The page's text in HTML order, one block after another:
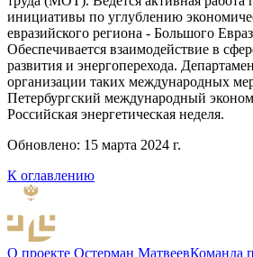
инициативы по углублению
евразийского региона - Большого
Обеспечивается взаимодействие в
развития и энергоперехода.
организации таких международных
Петербургский международный
Российская энергетическая неделя.
Обновлено: 15 марта 2024 г.
К оглавлению
О проекте Остерман МатвеевКоманда